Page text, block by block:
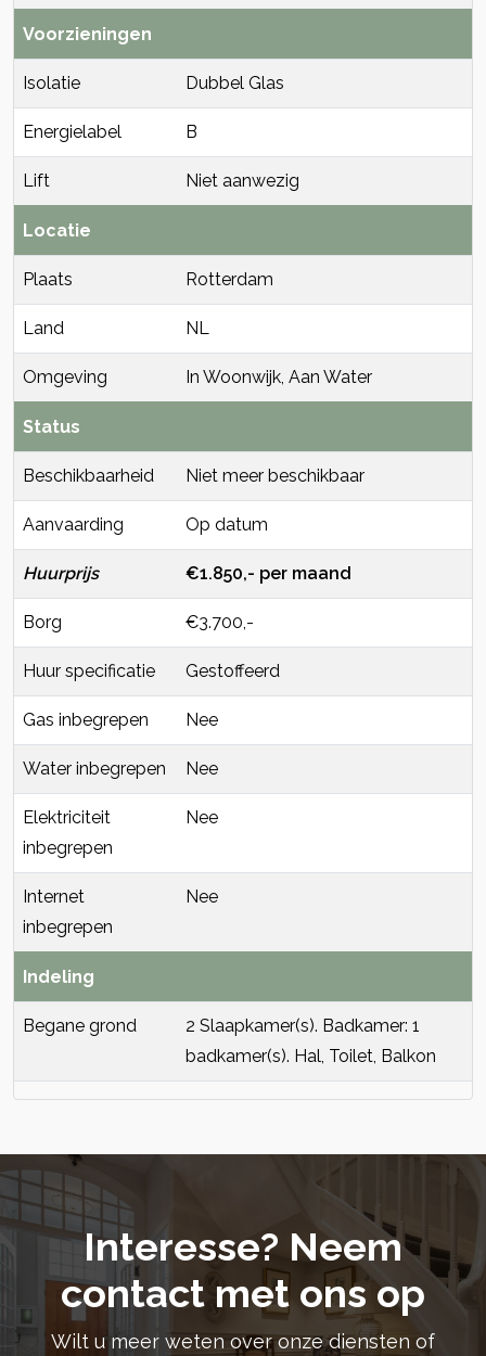
Voorzieningen
Isolatie Dubbel Glas
Energielabel B
Lift Niet aanwezig
Locatie
Plaats Rotterdam
Land NL
Omgeving In Woonwijk, Aan Water
Status
Beschikbaarheid Niet meer beschikbaar
Aanvaarding Op datum
Huurprijs €1.850,- per maand
Borg €3.700,-
Huur specificatie Gestoffeerd
Gas inbegrepen Nee
Water inbegrepen Nee
Elektriciteit
inbegrepen
Nee
Internet
inbegrepen
Nee
Indeling
Begane grond
2 Slaapkamer(s). Badkamer: 1
badkamer(s). Hal, Toilet, Balkon
Interesse? Neem
contact met ons op
Wilt u meer weten over onze diensten of